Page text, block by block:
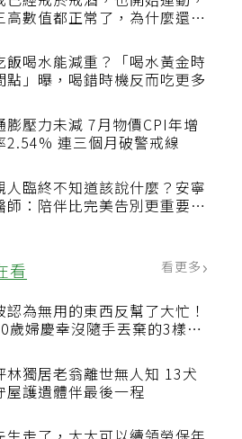
已經戒菸戒酒，也開始運動，
高數值都正常了，為什麼還不
飯喝水能減重？「喝水黃金時
點」曝，喝錯時機反而吃更多
膨壓力未減 7月物價CPI年增
2.54% 連三個月破警戒線
人臨終不知道該說什麼？安寧
師：陪伴比完美告別更重要，
看
認為無用的東西反幫了大忙！
50歲婦慶幸沒隨手丟棄的3樣物
林獨居老翁離世無人知 13犬
守屋護遺體伴最後一程